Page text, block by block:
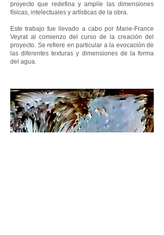
proyecto que redefina y amplíe las dimensiones
físicas, intelectuales y artísticas de la obra.
Este trabajo fue llevado a cabo por Marie-France
Veyrat al comienzo del curso de la creación del
proyecto. Se refiere en particular a la evocación de
las diferentes texturas y dimensiones de la forma
del agua.